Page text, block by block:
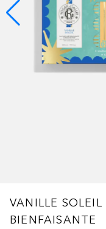
VANILLE SOLEIL
BIENFAISANTE